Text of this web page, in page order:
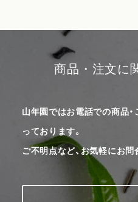
商品・注文に
山年園ではお電話での商品
っております。
ご不明点など、お気軽にお